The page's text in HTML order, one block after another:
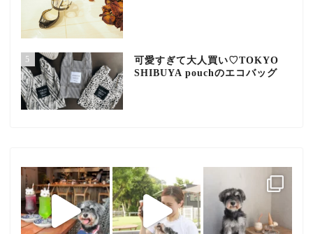
5
可愛すぎて大人買い♡TOKYO
SHIBUYA pouchのエコバッグ